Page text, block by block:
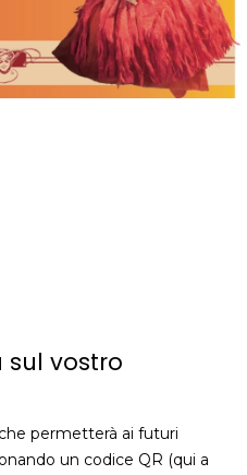
sul vostro
permetterà ai futuri
un codice QR (qui a